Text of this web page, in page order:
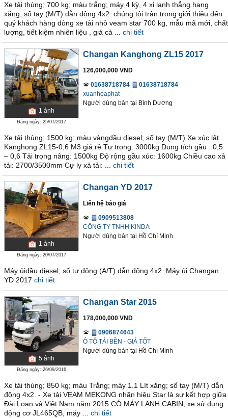
Xe tải thùng; 700 kg; màu trắng; máy 4 kỳ, 4 xi lanh thẳng hang
xăng; số tay (M/T) dẫn động 4x2. chúng tôi trân trọng giới thiệu đến
quý khách hàng dòng xe tải nhỏ veam star 700 kg, mẫu mã mới, chất
lượng, tiết kiệm nhiên liệu , giá cả ...
chi tiết
1 ảnh
Đăng ngày: 25/07/2017
Changan Kanghong ZL15 2017
126,000,000 VND
01638718784
01638718784
xuanhoaphat
Người dùng bán tại Bình Dương
Xe tải thùng; 1500 kg; màu vàngdầu diesel; số tay (M/T) Xe xúc lật
Kanghong ZL15-0,6 M3 giá rẻ Tự trọng: 3000kg Dung tích gầu : 0,5
– 0,6 Tải trọng nâng: 1500kg Độ rộng gầu xúc: 1600kg Chiều cao xả
tải: 2700/3500mm Cự ly xả tải: ...
chi tiết
1 ảnh
Đăng ngày: 20/07/2017
Changan YD 2017
Liên hệ báo giá
0909513808
CÔNG TY TNHH KINDA
Người dùng bán tại Hồ Chí Minh
Máy ủidầu diesel; số tự động (A/T) dẫn động 4x2. Máy ủi Changan
YD 2017 chi tiết
5 ảnh
Đăng ngày: 26/09/2016
Changan Star 2015
178,000,000 VND
0906874643
Ô TÔ TẢI BỀN - GIÁ TỐT
Người dùng bán tại Hồ Chí Minh
Xe tải thùng; 850 kg; màu Trắng; máy 1.1 Lít xăng; số tay (M/T) dẫn
động 4x2. - Xe tải VEAM MEKONG nhãn hiệu Star là sự kết hợp giữa
Đài Loan và Việt Nam năm 2015 CÓ MÁY LẠNH CABIN, xe sử dụng
động cơ JL465QB, máy ...
chi tiết